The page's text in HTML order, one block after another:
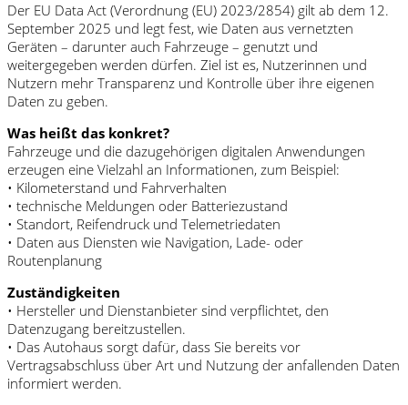
Der EU Data Act (Verordnung (EU) 2023/2854) gilt ab dem 12.
September 2025 und legt fest, wie Daten aus vernetzten
Geräten – darunter auch Fahrzeuge – genutzt und
weitergegeben werden dürfen. Ziel ist es, Nutzerinnen und
Nutzern mehr Transparenz und Kontrolle über ihre eigenen
Daten zu geben.
Was heißt das konkret?
Fahrzeuge und die dazugehörigen digitalen Anwendungen
erzeugen eine Vielzahl an Informationen, zum Beispiel:
• Kilometerstand und Fahrverhalten
• technische Meldungen oder Batteriezustand
• Standort, Reifendruck und Telemetriedaten
• Daten aus Diensten wie Navigation, Lade- oder
Routenplanung
Zuständigkeiten
• Hersteller und Dienstanbieter sind verpflichtet, den
Datenzugang bereitzustellen.
• Das Autohaus sorgt dafür, dass Sie bereits vor
Vertragsabschluss über Art und Nutzung der anfallenden Daten
informiert werden.